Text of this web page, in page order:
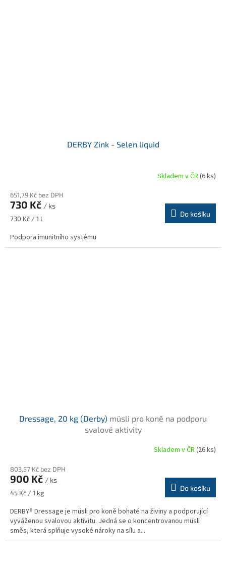
DERBY Zink - Selen liquid
Skladem v ČR (6 ks)
651,79 Kč bez DPH
730 Kč / ks
Měrná
730 Kč / 1 l
Do košíku
Podpora imunitního systému
Dressage, 20 kg (Derby) müsli pro koně na podporu
svalové aktivity
Skladem v ČR (26 ks)
803,57 Kč bez DPH
900 Kč / ks
Měrná
45 Kč / 1 kg
Do košíku
DERBY® Dressage je müsli pro koně bohaté na živiny a podporující
vyváženou svalovou aktivitu. Jedná se o koncentrovanou müsli
směs, která splňuje vysoké nároky na sílu a...